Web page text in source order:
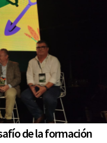
de la formación